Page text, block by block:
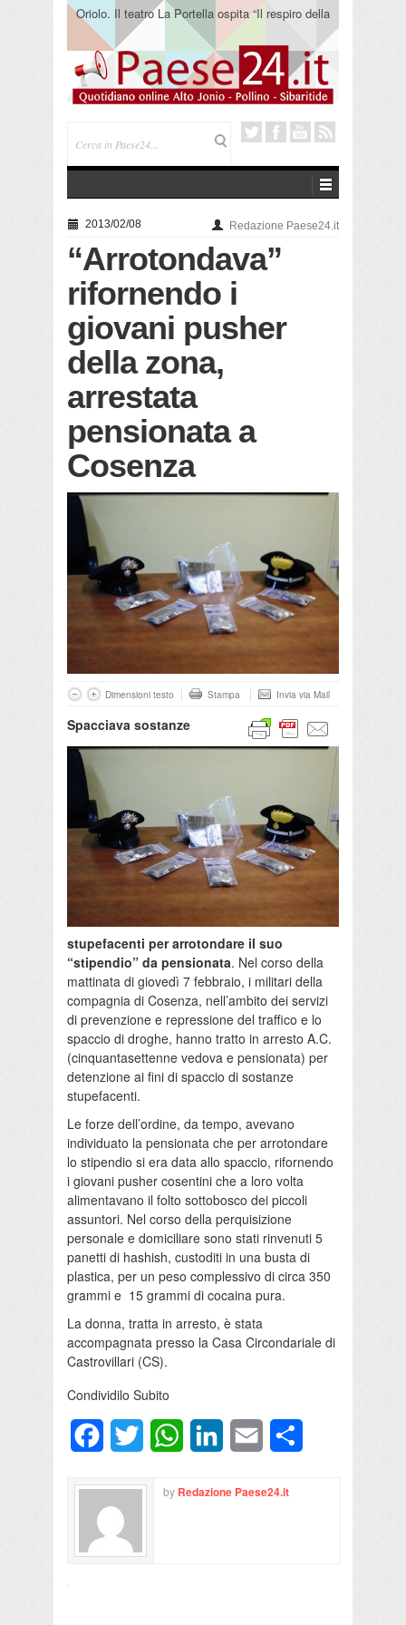
Oriolo. Il teatro La Portella ospita “Il respiro della
terra” del collettivo 365
2013/02/08 Redazione Paese24.it
“Arrotondava”
rifornendo i
giovani pusher
della zona,
arrestata
pensionata a
Cosenza
Dimensioni testo Stampa Invia via Mail
Spacciava sostanze
stupefacenti per arrotondare il suo
“stipendio” da pensionata. Nel corso della
mattinata di giovedì 7 febbraio, i militari della
compagnia di Cosenza, nell’ambito dei servizi
di prevenzione e repressione del traffico e lo
spaccio di droghe, hanno tratto in arresto A.C.
(cinquantasettenne vedova e pensionata) per
detenzione ai fini di spaccio di sostanze
stupefacenti.
Le forze dell’ordine, da tempo, avevano
individuato la pensionata che per arrotondare
lo stipendio si era data allo spaccio, rifornendo
i giovani pusher cosentini che a loro volta
alimentavano il folto sottobosco dei piccoli
assuntori. Nel corso della perquisizione
personale e domiciliare sono stati rinvenuti 5
panetti di hashish, custoditi in una busta di
plastica, per un peso complessivo di circa 350
grammi e 15 grammi di cocaina pura.
La donna, tratta in arresto, è stata
accompagnata presso la Casa Circondariale di
Castrovillari (CS).
Condividilo Subito
FacebookTwitter WhatsAppLinkedInEmail
by Redazione Paese24.it